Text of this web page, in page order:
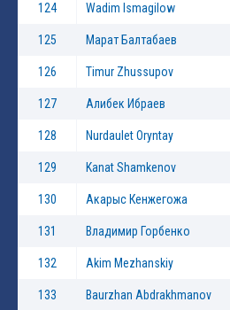
124 Wadim Ismagilow
125 Марат Балтабаев
126 Timur Zhussupov
127 Алибек Ибраев
128 Nurdaulet Oryntay
129 Kanat Shamkenov
130 Акарыс Кенжегожа
131 Владимир Горбенко
132 Akim Mezhanskiy
133 Baurzhan Abdrakhmanov